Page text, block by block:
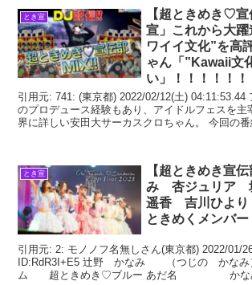
とき宣
【超ときめき♡
宣」これから大
ワイイ文化”を
ゃん「”Kawaii文
い」！！！！！！
引用元: 741: (東京都) 2022/02/12(土) 04:11:53.44
のプロデュース経験もあり、アイドルフェスを主
界に詳しい安田大サーカスクロちゃん。 今回の番
とき宣
【超ときめき宣
み 杏ジュリア
遥香 吉川ひよ
ときめくメンバ
引用元: 2: モノノフ名無しさん(東京都) 2022/01/
ID:RdR3I+E5 辻野 かなみ （つじの かなみ
ム 超ときめき♡ブルー あだ名 かなみ